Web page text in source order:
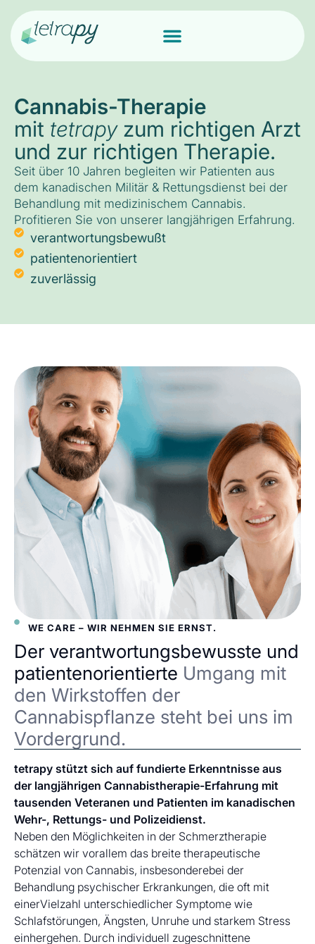
Cannabis-Therapie
mit tetrapyzum richtigen Arzt
und zur richtigen Therapie.
Seit über 10 Jahren begleiten wir Patienten aus
dem kanadischen Militär & Rettungsdienst bei der
Behandlung mit medizinischem Cannabis.
Profitieren Sie von unserer langjährigen Erfahrung.
verantwortungsbewußt
patientenorientiert
zuverlässig
WE CARE – WIR NEHMEN SIE ERNST.
Der verantwortungsbewusste und
patientenorientierte Umgang mit
den Wirkstoffen der
Cannabispflanze steht bei uns im
Vordergrund.
tetrapy stützt sich auf fundierte Erkenntnisse aus
der langjährigen Cannabistherapie-Erfahrung mit
tausenden Veteranen und Patienten im kanadischen
Wehr-, Rettungs- und Polizeidienst.
Neben den Möglichkeiten in der Schmerztherapie
schätzen wir vorallem das breite therapeutische
Potenzial von Cannabis, insbesonderebei der
Behandlung psychischer Erkrankungen, die oft mit
einerVielzahl unterschiedlicher Symptome wie
Schlafstörungen, Ängsten, Unruhe und starkem Stress
einhergehen. Durch individuell zugeschnittene